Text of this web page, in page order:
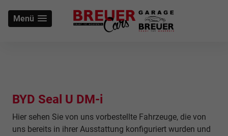
Menü
BYD Seal U DM-i
Hier sehen Sie von uns vorbestellte Fahrzeuge, die von
uns bereits in ihrer Ausstattung konfiguriert wurden und